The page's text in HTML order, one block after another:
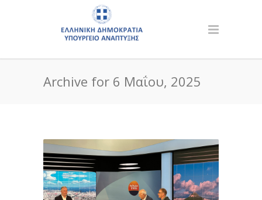
Archive for 6 Μαΐου, 2025